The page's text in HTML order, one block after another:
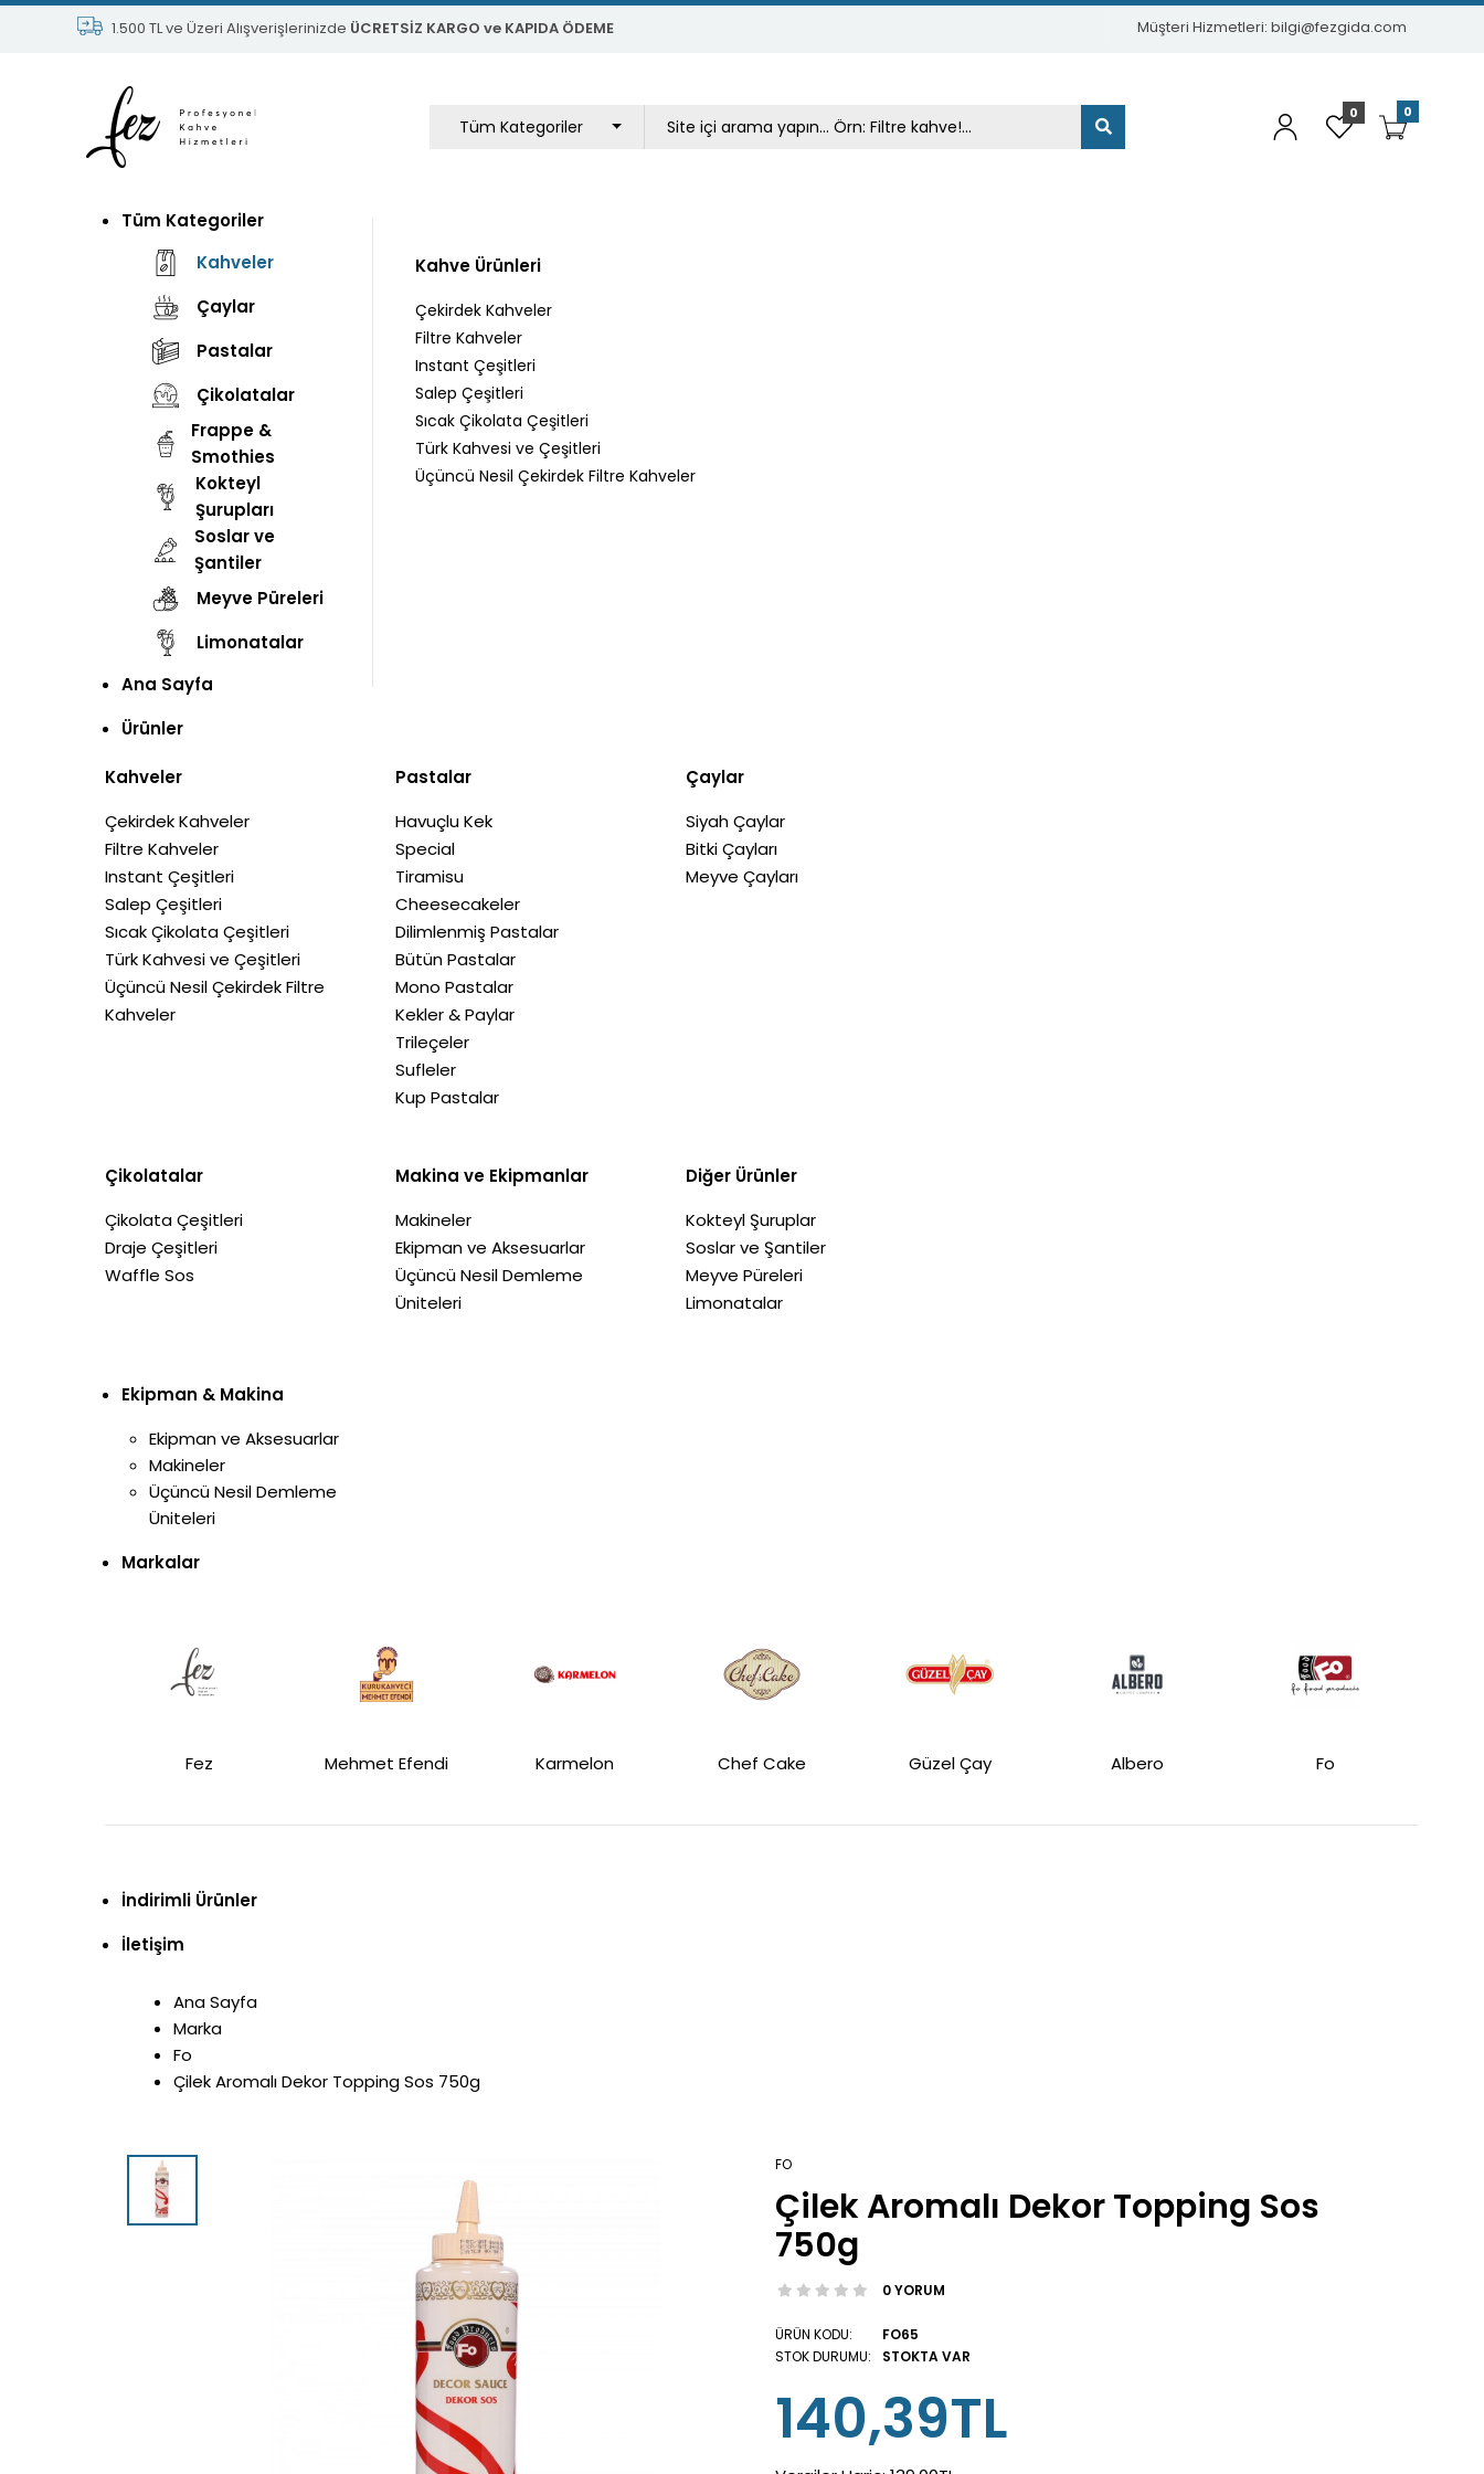
1.500 TL ve Üzeri Alışverişlerinizde ÜCRETSİZ KARGO ve KAPIDA ÖDEME Müşteri Hizmetleri: bilgi@fezgida.com
0 0
Tüm Kategoriler
Kahveler
Çaylar
Pastalar
Çikolatalar
Frappe &
Smothies
Kokteyl
Şurupları
Soslar ve
Şantiler
Meyve Püreleri
Limonatalar
Kahve Ürünleri
Çekirdek Kahveler
Filtre Kahveler
Instant Çeşitleri
Salep Çeşitleri
Sıcak Çikolata Çeşitleri
Türk Kahvesi ve Çeşitleri
Üçüncü Nesil Çekirdek Filtre Kahveler
Ana Sayfa
Ürünler
Kahveler
Çekirdek Kahveler
Filtre Kahveler
Instant Çeşitleri
Salep Çeşitleri
Sıcak Çikolata Çeşitleri
Türk Kahvesi ve Çeşitleri
Üçüncü Nesil Çekirdek Filtre
Kahveler
Pastalar
Havuçlu Kek
Special
Tiramisu
Cheesecakeler
Dilimlenmiş Pastalar
Bütün Pastalar
Mono Pastalar
Kekler & Paylar
Trileçeler
Sufleler
Kup Pastalar
Çaylar
Siyah Çaylar
Bitki Çayları
Meyve Çayları
Çikolatalar
Çikolata Çeşitleri
Draje Çeşitleri
Waffle Sos
Makina ve Ekipmanlar
Makineler
Ekipman ve Aksesuarlar
Üçüncü Nesil Demleme
Üniteleri
Diğer Ürünler
Kokteyl Şuruplar
Soslar ve Şantiler
Meyve Püreleri
Limonatalar
Ekipman & Makina
Ekipman ve Aksesuarlar
Makineler
Üçüncü Nesil Demleme
Üniteleri
Markalar
Fez Mehmet Efendi Karmelon Chef Cake Güzel Çay Albero Fo
İndirimli Ürünler
İletişim
Ana Sayfa
Marka
Fo
Çilek Aromalı Dekor Topping Sos 750g
FO
Çilek Aromalı Dekor Topping Sos
750g
0 YORUM
ÜRÜN KODU:
STOK DURUMU:
FO65
STOKTA VAR
140,39TL